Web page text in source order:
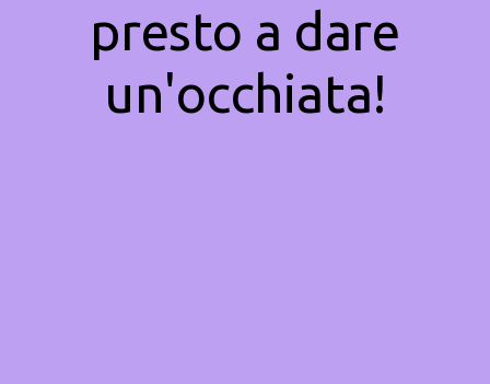
presto a dare
un'occhiata!